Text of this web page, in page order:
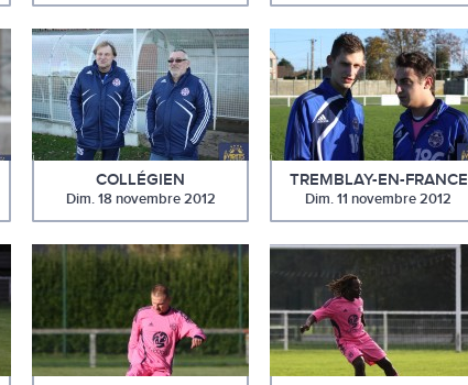
COLLÉGIEN
Dim. 18 novembre 2012
TREMBLAY-EN-FRANCE
Dim. 11 novembre 2012